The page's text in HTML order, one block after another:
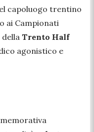
capoluogo trentino
ai Campionati
Trento Half
agonistico e